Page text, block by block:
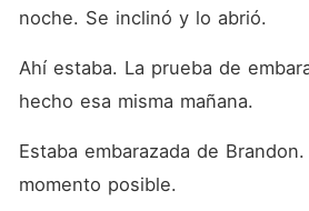
noche. Se inclinó y lo abrió.
Ahí estaba. La prueba de
hecho esa misma mañana.
Estaba embarazada de
momento posible.